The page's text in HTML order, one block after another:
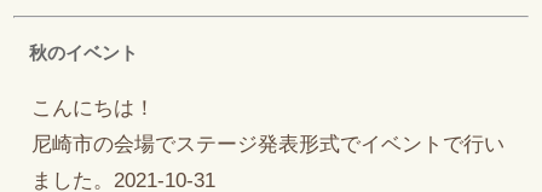
秋のイベント
こんにちは！
尼崎市の会場でステージ発表形式でイベントで行い
ました。2021-10-31